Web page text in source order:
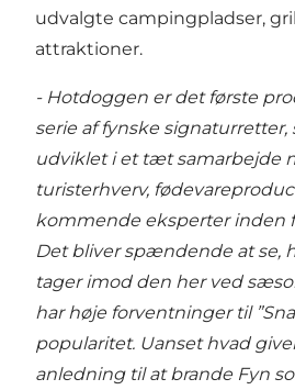
udvalgte campingpladser,
attraktioner.
- Hotdoggen er det første
serie af fynske signaturretter,
udviklet i et tæt samarbejde
turisterhverv,
kommende eksperter inden
Det bliver spændende at se,
tager imod den her ved
har høje forventninger til
popularitet. Uanset hvad
anledning til at brande Fyn